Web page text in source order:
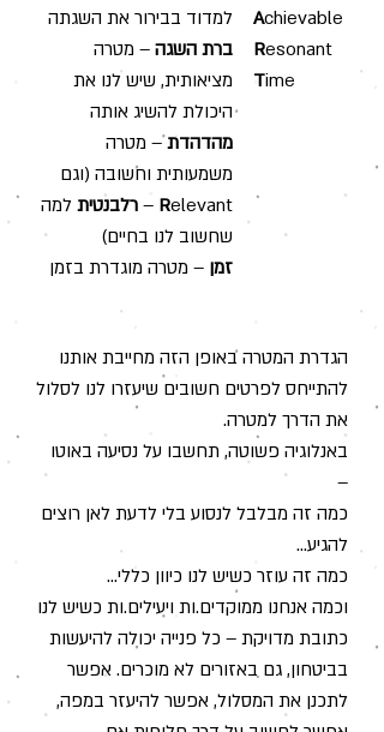
למדוד בבירור את השגתה
ברת השגה – מטרה
מציאותית, שיש לנו את
היכולת להשיג אותה
מהדהדת– מטרה
משמעותית וחשובה (וגם
Relevant – רלבנטית למה
שחשוב לנו בחיים)
זמן – מטרה מוגדרת בזמן
Achievable
Resonant
Time
הגדרת המטרה באופן הזה מחייבת אותנו
להתייחס לפרטים חשובים שיעזרו לנו לסלול
את הדרך למטרה.
באנלוגיה פשוטה, תחשבו על נסיעה באוטו
–
כמה זה מבלבל לנסוע בלי לדעת לאן רוצים
להגיע...
כמה זה עוזר כשיש לנו כיוון כללי...
וכמה אנחנו ממוקדים.ות ויעילים.ות כשיש לנו
כתובת מדויקת – כל פנייה יכולה להיעשות
בביטחון, גם באזורים לא מוכרים. אפשר
לתכנן את המסלול, אפשר להיעזר במפה,